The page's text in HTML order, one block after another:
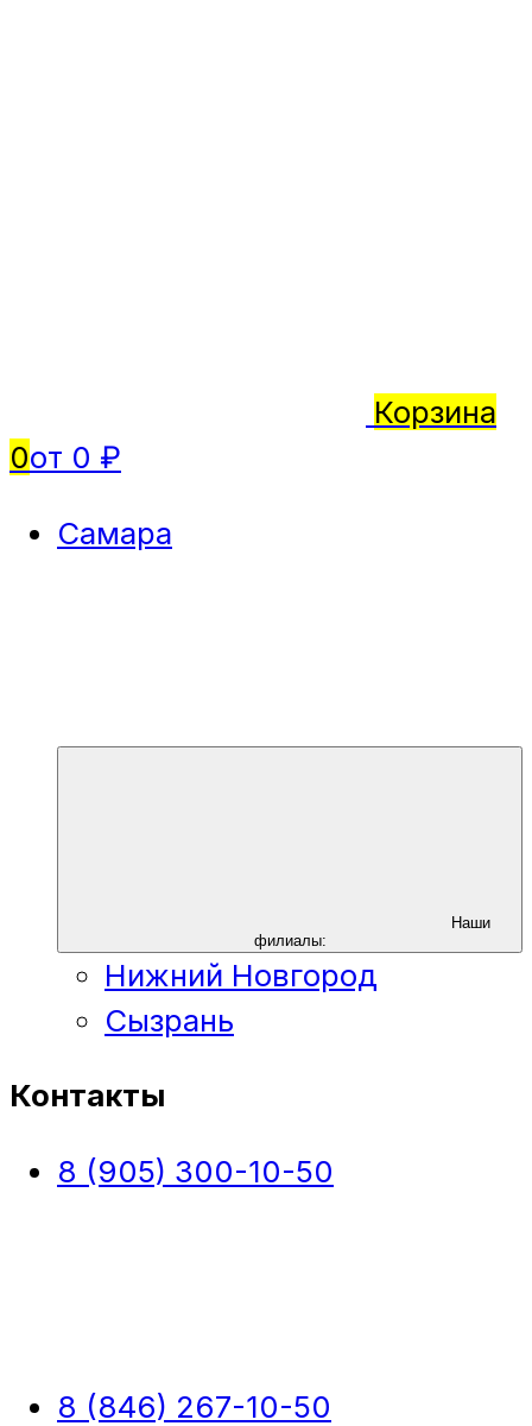
Корзина
0от 0 ₽
Самара
филиалы:
Нижний Новгород
Сызрань
Контакты
8 (905) 300-10-50
8 (846) 267-10-50